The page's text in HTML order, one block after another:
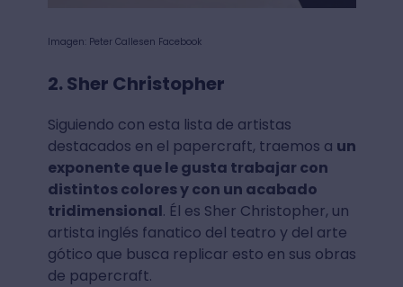
Imagen: Peter Callesen Facebook
2. Sher Christopher
Siguiendo con esta lista de artistas
destacados en el papercraft, traemos a un
exponente que le gusta trabajar con
distintos colores y con un acabado
tridimensional. Él es Sher Christopher, un
artista inglés fanatico del teatro y del arte
gótico que busca replicar esto en sus obras
de papercraft.